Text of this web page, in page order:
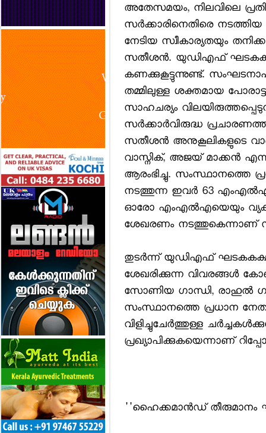
അതേസമയം, നിലവിലെ
സര്‍ക്കാരിനെതിരെ
നേടിയ സ്വീകാര്യതയും
സതീശന്‍. യുഡിഎഫ്
കണക്കുകൂട്ടുന്നുണ്ട്.
തമ്മിലുള്ള ശക്തമായ
സാഹചര്യം
സര്‍ക്കാര്‍വിരുദ്ധ
സതീശന്‍ അനുകൂലികളുടെ
വാസ്നിക്, അജയ് മാക്കന്‍
ആരംഭിച്ചു. സംസ്ഥാനത്തെ
നടത്തുന്ന ഇവര്‍ 63
ഓരോ എംഎല്‍എയെയും
ശേഖരണം
തുടര്‍ന്ന് യുഡിഎഫ്
ശേഖരിക്കുന്ന വിവരങ്ങള്‍
സോണിയ ഗാന്ധി, രാഹുല്‍
സംസ്ഥാനത്തെ പ്രധാന
വിളിച്ചുചേര്‍ത്തുള്ള
പ്രഖ്യാപിക്കുകയെന്നാണ്
''ഹൈക്കമാന്‍ഡ് തീരുമാനം